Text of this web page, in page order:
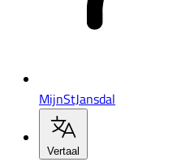
MijnStJansdal
Vertaal